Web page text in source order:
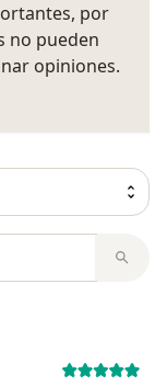
por
no pueden
opiniones.